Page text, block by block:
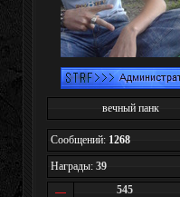
вечный панк
Сообщений: 1268
Награды: 39
545